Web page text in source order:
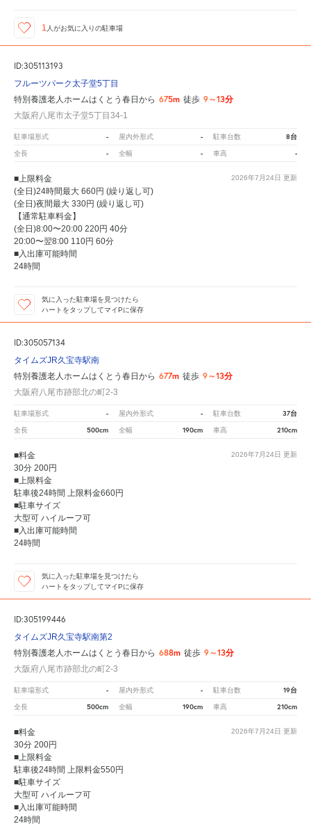
1 人がお気に入りの駐車場
ID:305113193
フルーツパーク太子堂5丁目
特別養護老人ホームはくとう春日から 675m 徒歩 9～13分
大阪府八尾市太子堂5丁目34-1
駐車場形式 - 屋内外形式 - 駐車台数 8台
全長 - 全幅 - 車高 -
2026年7月24日 更新
■上限料金
(全日)24時間最大 660円 (繰り返し可)
(全日)夜間最大 330円 (繰り返し可)
【通常駐車料金】
(全日)8:00〜20:00 220円 40分
20:00〜翌8:00 110円 60分
■入出庫可能時間
24時間
気に入った駐車場を見つけたら
ハートをタップしてマイPに保存
ID:305057134
タイムズJR久宝寺駅南
特別養護老人ホームはくとう春日から 677m 徒歩 9～13分
大阪府八尾市跡部北の町2-3
駐車場形式 - 屋内外形式 - 駐車台数 37台
全長 500cm 全幅 190cm 車高 210cm
2026年7月24日 更新
■料金
30分 200円
■上限料金
駐車後24時間 上限料金660円
■駐車サイズ
大型可 ハイルーフ可
■入出庫可能時間
24時間
気に入った駐車場を見つけたら
ハートをタップしてマイPに保存
ID:305199446
タイムズJR久宝寺駅南第2
特別養護老人ホームはくとう春日から 688m 徒歩 9～13分
大阪府八尾市跡部北の町2-3
駐車場形式 - 屋内外形式 - 駐車台数 19台
全長 500cm 全幅 190cm 車高 210cm
2026年7月24日 更新
■料金
30分 200円
■上限料金
駐車後24時間 上限料金550円
■駐車サイズ
大型可 ハイルーフ可
■入出庫可能時間
24時間